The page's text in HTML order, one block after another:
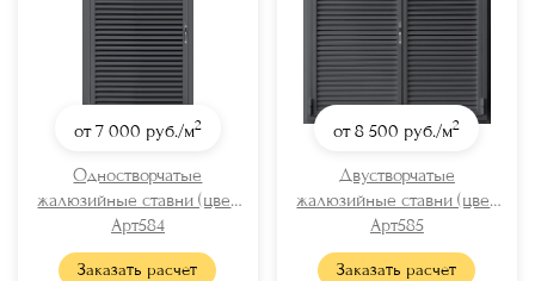
от 7 000 руб./м2
Одностворчатые
жалюзийные ставни (цвет
RAL 7024)
Арт584
Заказать расчет
от 8 500 руб./м2
Двустворчатые
жалюзийные ставни (цвет
RAL 7024)
Арт585
Заказать расчет